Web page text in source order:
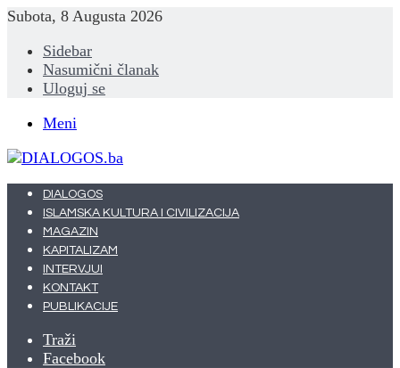
Subota, 8 Augusta 2026
Sidebar
Nasumični članak
Uloguj se
Meni
DIALOGOS
ISLAMSKA KULTURA I CIVILIZACIJA
MAGAZIN
KAPITALIZAM
INTERVJUI
KONTAKT
PUBLIKACIJE
Traži
Facebook